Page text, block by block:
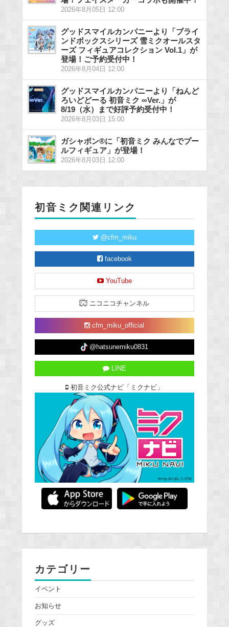
2026年8月05日 12:00
グッドスマイルカンパニーより「ブライ
ンドボックスシリーズ 雪ミクオールスタ
ーズ フィギュアコレクション Vol.1」が
登場！ご予約受付中！
2026年8月04日 12:00
グッドスマイルカンパニーより「ねんど
ろいどどーる 初音ミク ∞Ver.」が
8/19（水）まで好評予約受付中！
2026年8月03日 15:00
ガシャポン®に「初音ミク みんなでプー
ルフィギュア」が登場！
2026年8月03日 12:00
初音ミク関連リンク
@cfm_miku
facebook
YouTube
ニコニコチャンネル
cfm_miku_official
@hatsunemiku0831
LINE
初音ミク公式ナビ「ミクナビ」
カテゴリー
イベント
お知らせ
グッズ